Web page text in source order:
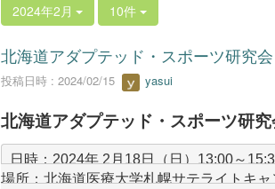
2024年2月 10件
北海道アダプテッド・スポーツ研究会
投稿日時 : 2024/02/15 yasui
北海道アダプテッド・スポーツ研
日時：2024年 2月18日（日）13:00～
場所：北海道医療大学札幌サテライトキ